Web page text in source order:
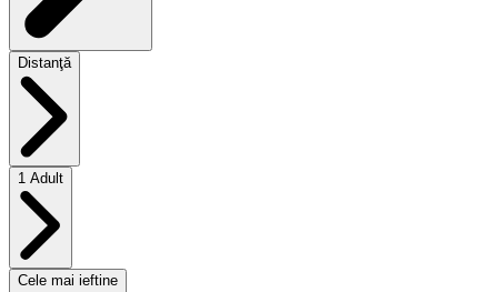
Distanţă
1 Adult
Cele mai ieftine